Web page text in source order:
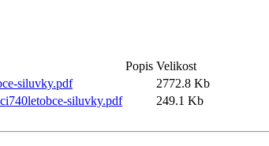
Popis Velikost
siluvky.pdf
2772.8 Kb
siluvky.pdf
249.1 Kb